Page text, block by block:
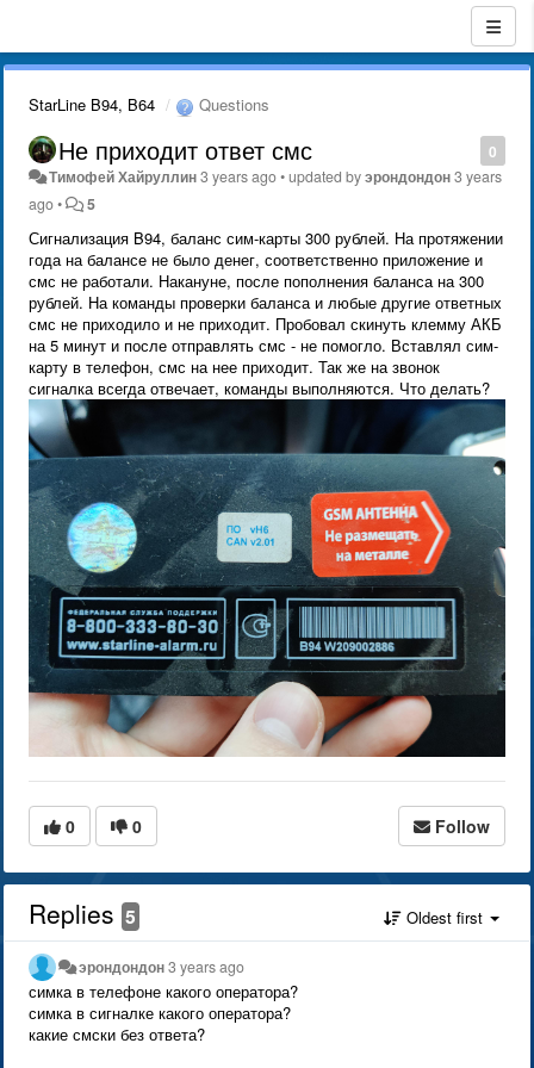
StarLine B94, B64 Questions
0
Не приходит ответ смс
Тимофей Хайруллин3 years ago•updated byэрондондон3 years
ago• 5
Сигнализация B94, баланс сим-карты 300 рублей. На протяжении
года на балансе не было денег, соответственно приложение и
смс не работали. Накануне, после пополнения баланса на 300
рублей. На команды проверки баланса и любые другие ответных
смс не приходило и не приходит. Пробовал скинуть клемму АКБ
на 5 минут и после отправлять смс - не помогло. Вставлял сим-
карту в телефон, смс на нее приходит. Так же на звонок
сигналка всегда отвечает, команды выполняются. Что делать?
0 0 Follow
Replies 5 Oldest first
эрондондон3 years ago
симка в телефоне какого оператора?
симка в сигналке какого оператора?
какие смски без ответа?